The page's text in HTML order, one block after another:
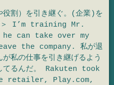
役割）を引き継ぐ。(企業)を
＞ I’m training Mr.
can take over my
the company. 私が退
私の仕事を引き継げるよう
てるんだ。 Rakuten took
retailer, Play.com,